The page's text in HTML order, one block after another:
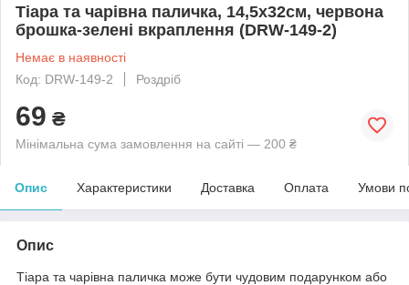
Тіара та чарівна паличка, 14,5х32см, червона
брошка-зелені вкраплення (DRW-149-2)
Немає в наявності
Код: DRW-149-2
Роздріб
69 ₴
Мінімальна сума замовлення на сайті — 200 ₴
Опис Характеристики Доставка Оплата Умови
Опис
Тіара та чарівна паличка може бути чудовим подарунком або